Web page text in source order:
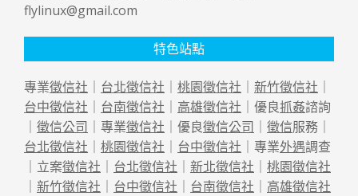
flylinux@gmail.com
特色站點
專業徵信社 ｜ 台北徵信社 ｜ 桃園徵信社 ｜ 新竹徵信社 ｜
台中徵信社 ｜ 台南徵信社 ｜ 高雄徵信社 ｜優良抓姦諮詢
｜ 徵信公司 ｜專業徵信社 ｜優良徵信公司 ｜ 徵信服務｜
台北徵信社 ｜ 桃園徵信社 ｜ 台中徵信社 ｜專業外遇調查
｜立案徵信社 ｜ 台北徵信社 ｜ 新北徵信社 ｜ 桃園徵信社
｜ 新竹徵信社 ｜ 台中徵信社 ｜ 台南徵信社 ｜ 高雄徵信社